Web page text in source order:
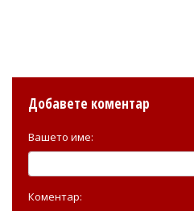
Добавете коментар
Вашето име:
Коментар: